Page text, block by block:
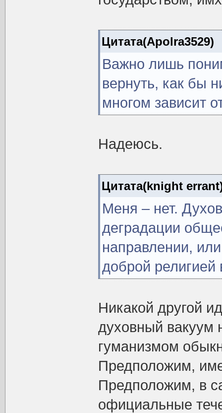
Цитата(Apolra3529)
Важно лишь
вернуть, как бы
многом зависит
Надеюсь.
Цитата(knight
Меня – нет.
деградации
направлении,
доброй религией
Никакой другой
духовный
гуманизмом
Предположим,
Предположим, в
официальные